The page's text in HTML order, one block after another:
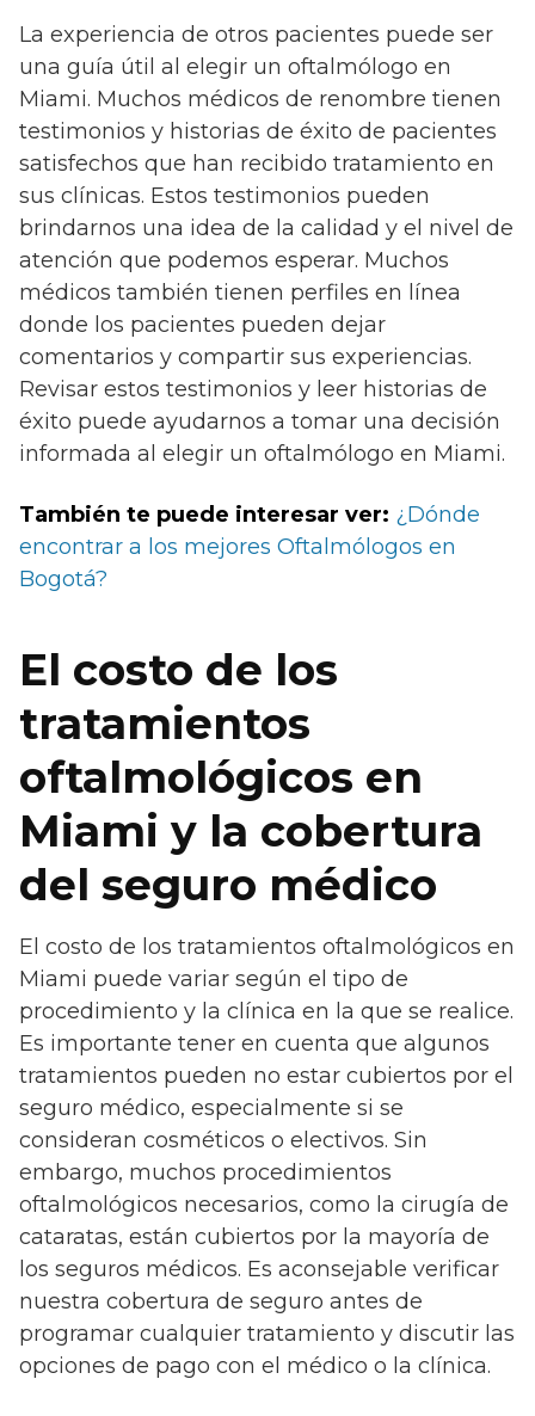
La experiencia de otros pacientes puede ser
una guía útil al elegir un oftalmólogo en
Miami. Muchos médicos de renombre tienen
testimonios y historias de éxito de pacientes
satisfechos que han recibido tratamiento en
sus clínicas. Estos testimonios pueden
brindarnos una idea de la calidad y el nivel de
atención que podemos esperar. Muchos
médicos también tienen perfiles en línea
donde los pacientes pueden dejar
comentarios y compartir sus experiencias.
Revisar estos testimonios y leer historias de
éxito puede ayudarnos a tomar una decisión
informada al elegir un oftalmólogo en Miami.
También te puede interesar ver: ¿Dónde
encontrar a los mejores Oftalmólogos en
Bogotá?
El costo de los
tratamientos
oftalmológicos en
Miami y la cobertura
del seguro médico
El costo de los tratamientos oftalmológicos en
Miami puede variar según el tipo de
procedimiento y la clínica en la que se realice.
Es importante tener en cuenta que algunos
tratamientos pueden no estar cubiertos por el
seguro médico, especialmente si se
consideran cosméticos o electivos. Sin
embargo, muchos procedimientos
oftalmológicos necesarios, como la cirugía de
cataratas, están cubiertos por la mayoría de
los seguros médicos. Es aconsejable verificar
nuestra cobertura de seguro antes de
programar cualquier tratamiento y discutir las
opciones de pago con el médico o la clínica.